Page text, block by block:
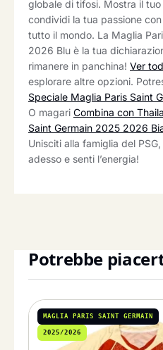
globale di tifosi. Mostra il
condividi la tua passione
tutto il mondo. La Maglia
2026 Blu è la tua
rimanere in panchina! Ver
esplorare altre opzioni.
Speciale Maglia Paris Saint
O magari Combina con
Saint Germain 2025 2026
Unisciti alla famiglia del
adesso e senti l’energia!
Potrebbe
MAGLIA PARIS SAINT GERMAIN
2025/2026